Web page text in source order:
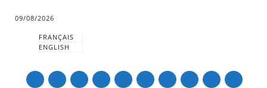
09/08/2026
FRANÇAIS
ENGLISH